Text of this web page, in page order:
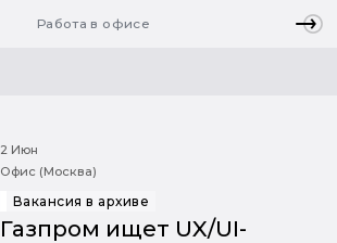
Работа в офисе
2 Июн
Офис (Москва)
Вакансия в архиве
Газпром ищет UX/UI-